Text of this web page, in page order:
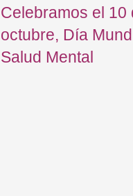
Celebramos el 10
octubre, Día
Salud Mental